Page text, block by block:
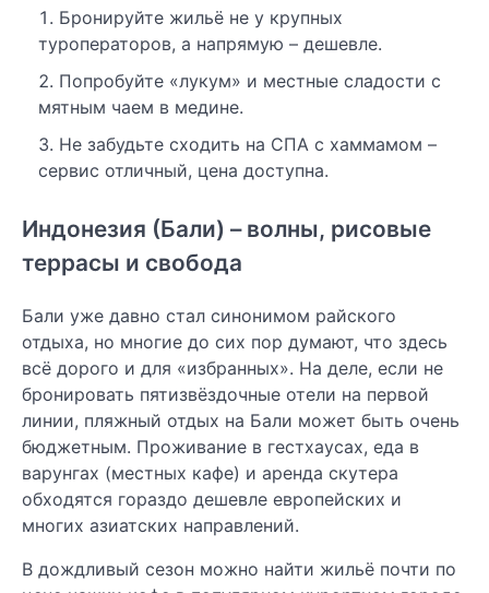
Бронируйте жильё не у крупных
туроператоров, а напрямую – дешевле.
Попробуйте «лукум» и местные сладости с
мятным чаем в медине.
Не забудьте сходить на СПА с хаммамом –
сервис отличный, цена доступна.
Индонезия (Бали) – волны, рисовые
террасы и свобода
Бали уже давно стал синонимом райского
отдыха, но многие до сих пор думают, что здесь
всё дорого и для «избранных». На деле, если не
бронировать пятизвёздочные отели на первой
линии, пляжный отдых на Бали может быть очень
бюджетным. Проживание в гестхаусах, еда в
варунгах (местных кафе) и аренда скутера
обходятся гораздо дешевле европейских и
многих азиатских направлений.
В дождливый сезон можно найти жильё почти по